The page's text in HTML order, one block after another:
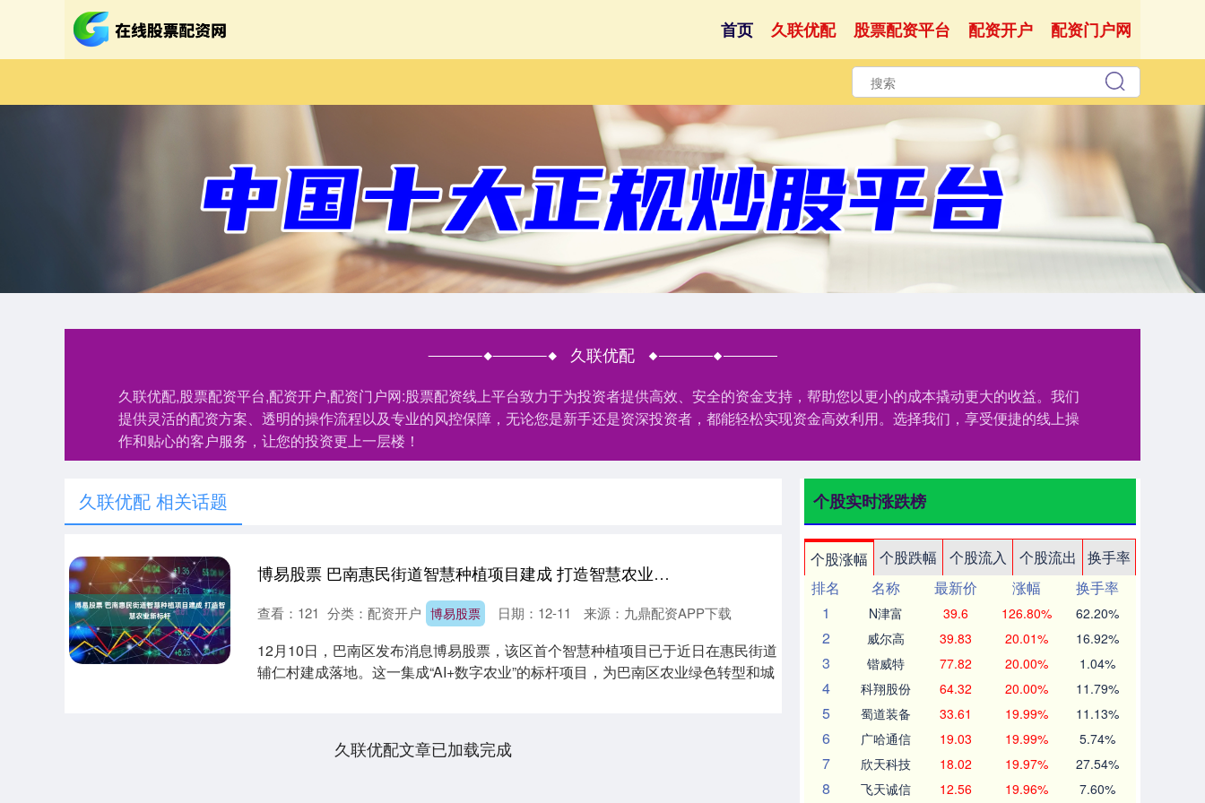
首页 久联优配 股票配资平台 配资开户 配资门户网
久联优配
久联优配,股票配资平台,配资开户,配资门户网:股票配资线上平台致力于为投资者提供高效、安全的资金支持，帮助您以更小的成本撬动更大的收益。我们
提供灵活的配资方案、透明的操作流程以及专业的风控保障，无论您是新手还是资深投资者，都能轻松实现资金高效利用。选择我们，享受便捷的线上操
作和贴心的客户服务，让您的投资更上一层楼！
久联优配 相关话题
博易股票 巴南惠民街道智慧种植项目建成 打造智慧农业新标杆
博易股票 日期：12-11 来源：九鼎配资APP下载
查看： 121 分类： 配资开户
12月10日，巴南区发布消息博易股票，该区首个智慧种植项目已于近日在惠民街道
辅仁村建成落地。这一集成“AI+数字农业”的标杆项目，为巴南区农业绿色转型和城
久联优配文章已加载完成
个股实时涨跌榜
个股涨幅 个股跌幅 个股流入 个股流出
换手率
排名
名称 最新价 涨幅
换手率
1
N津富 39.6 126.80% 62.20%
2 威尔高 39.83 20.01% 16.92%
3 锴威特 77.82 20.00% 1.04%
4 科翔股份 64.32 20.00% 11.79%
5 蜀道装备 33.61 19.99% 11.13%
6 广哈通信 19.03 19.99% 5.74%
7 欣天科技 18.02 19.97% 27.54%
8 飞天诚信 12.56 19.96% 7.60%